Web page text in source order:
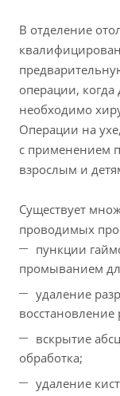
В отделение
операции,
необходимо
Операции на
с применением
взрослым и
Существует
проводимых
пункции
промыванием
удаление
вскрытие
обработка;
удаление